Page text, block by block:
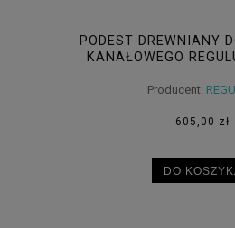
PODEST DREWNIANY
KANAŁOWEGO
Producent:
605,00 zł
DO